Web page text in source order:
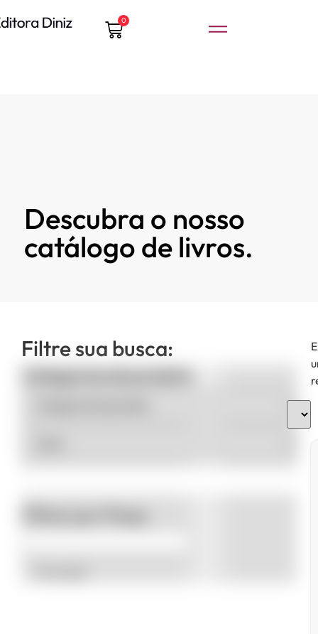
0
Descubra o nosso
catálogo de livros.
Filtre sua busca:
Categorias de produto